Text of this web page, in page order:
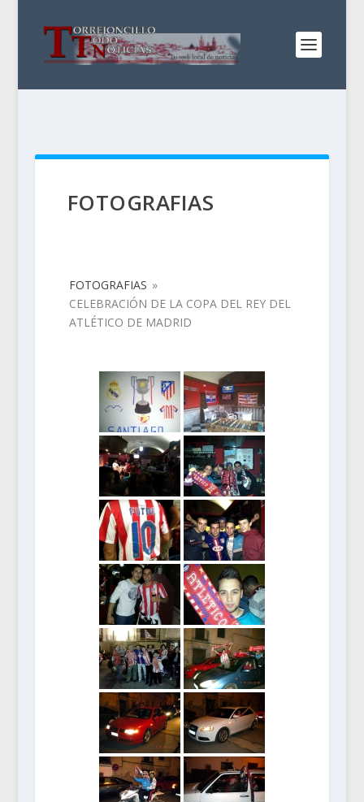
FOTOGRAFIAS
FOTOGRAFIAS »
CELEBRACIÓN DE LA COPA DEL REY DEL
ATLÉTICO DE MADRID